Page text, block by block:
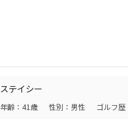
いきな
ステイシー
年齢：41歳 性別：男性 ゴルフ